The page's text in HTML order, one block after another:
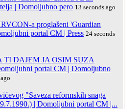
| Domoljubno pero 13 seconds ago
a proglašeni 'Guardian
portal CM | Press 24 seconds
TI DAJEM JA OSIM SUZA
portal CM | Domoljubno
"Saveza reformskih snaga
| Domoljubni portal CM |...